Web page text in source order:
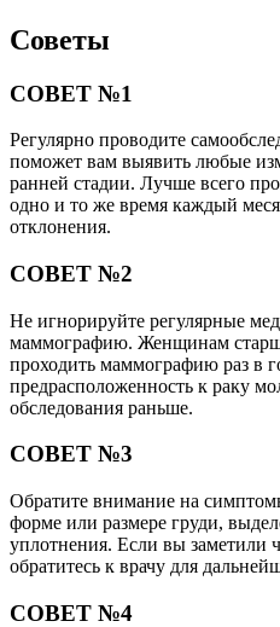
Советы
СОВЕТ №1
Регулярно проводите
поможет вам выявить любые
ранней стадии. Лучше всего
одно и то же время каждый
отклонения.
СОВЕТ №2
Не игнорируйте регулярные
маммографию. Женщинам
проходить маммографию раз в
предрасположенность к раку
обследования раньше.
СОВЕТ №3
Обратите внимание на
форме или размере груди,
уплотнения. Если вы заметили
обратитесь к врачу для
СОВЕТ №4